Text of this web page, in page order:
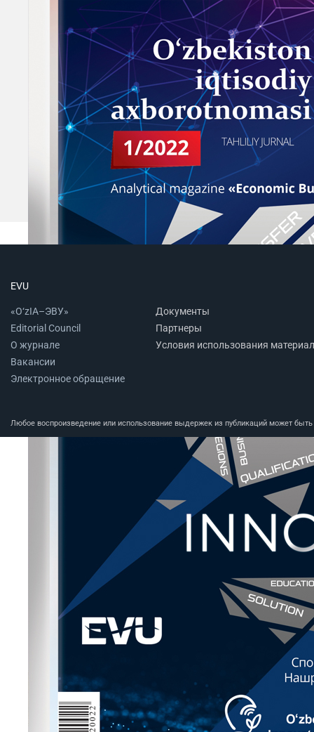
EVU
«O‘zIA–ЭВУ»
Editorial Council
О журнале
Вакансии
Электронное обращение
Документы
Партнеры
Условия использования
Любое воспроизведение или использование выдержек из публикаций может